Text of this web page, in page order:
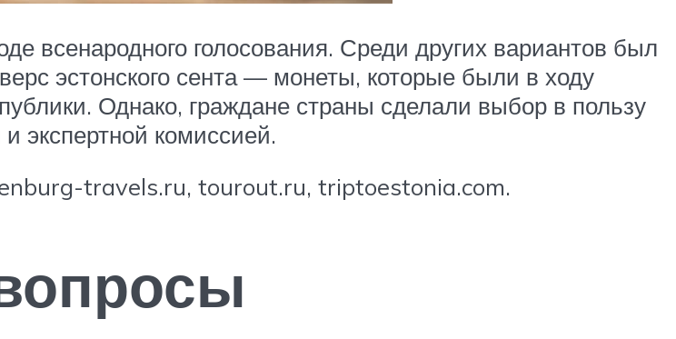
всенародного голосования. Среди других вариантов был
эстонского сента — монеты, которые были в ходу
Однако, граждане страны сделали выбор в пользу
экспертной комиссией.
travels.ru, tourout.ru, triptoestonia.com.